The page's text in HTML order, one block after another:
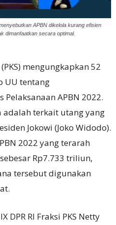
APBN dikelola kurang efisien
dimanfaatkan secara optimal.
mengungkapkan 52
UU tentang
APBN 2022.
adalah terkait utang yang
Jokowi (Joko Widodo).
2022 yang terarah
Rp7.733 triliun,
tersebut digunakan
DPR RI Fraksi PKS Netty